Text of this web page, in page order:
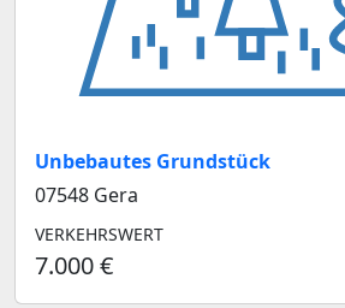
Unbebautes Grundstück
07548 Gera
VERKEHRSWERT
7.000 €